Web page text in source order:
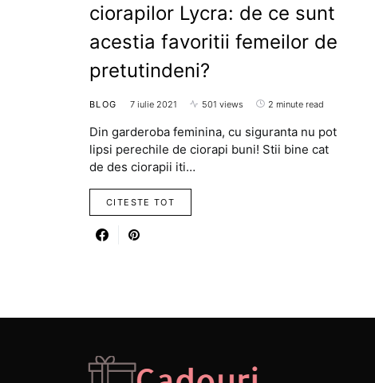
ciorapilor Lycra: de ce sunt
acestia favoritii femeilor de
pretutindeni?
BLOG 7 iulie 2021 501 views 2 minute read
Din garderoba feminina, cu siguranta nu pot
lipsi perechile de ciorapi buni! Stii bine cat
de des ciorapii iti…
CITESTE TOT